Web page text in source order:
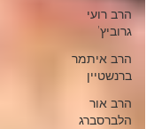
הרב רועי
גרוביץ'
הרב איתמר
ברנשטיין
הרב אור
הלברסברג